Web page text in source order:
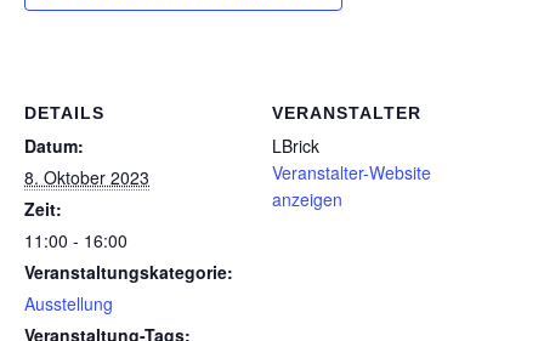
DETAILS
Datum:
8. Oktober 2023
Zeit:
11:00 - 16:00
Veranstaltungskategorie:
Ausstellung
Veranstaltung-Tags:
VERANSTALTER
LBrick
Veranstalter-Website
anzeigen